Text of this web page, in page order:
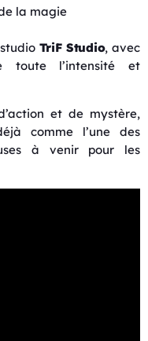
la magie
TriF Studio, avec
toute l’intensité et
et de mystère,
comme l’une des
à venir pour les